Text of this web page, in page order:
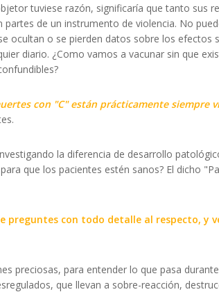
tuviese razón, significaría que tanto
de un instrumento de violencia. No
ocultan o se pierden datos sobre los efectos
diario. ¿Como vamos a vacunar sin que
con "C" están prácticamente siempre
la diferencia de desarrollo
que los pacientes estén sanos? El dicho
preguntes con todo detalle al respecto, y
preciosas, para entender lo que pasa
que llevan a sobre-reacción,